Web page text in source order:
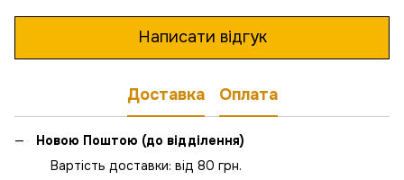
Написати відгук
Доставка Оплата
Новою Поштою (до відділення)
Вартість доставки: від 80 грн.